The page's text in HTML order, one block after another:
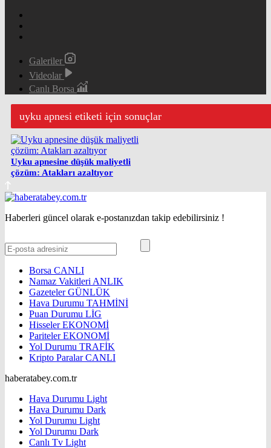
Galeriler
Videolar
Canlı Borsa
uyku apnesi etiketi için sonuçlar
Uyku apnesine düşük maliyetli
çözüm: Atakları azaltıyor
Haberleri güncel olarak e-postanızdan takip edebilirsiniz !
Borsa CANLI
Namaz Vakitleri ANLIK
GazetelerGÜNLÜK
Hava Durumu TAHMİNİ
Puan Durumu LİG
HisselerEKONOMİ
ParitelerEKONOMİ
Yol Durumu TRAFİK
Kripto ParalarCANLI
haberatabey.com.tr
Hava Durumu Light
Hava Durumu Dark
Yol Durumu Light
Yol Durumu Dark
Canlı Tv Light